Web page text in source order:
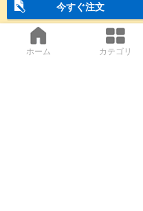
今すぐ注文
ホーム カテゴリ